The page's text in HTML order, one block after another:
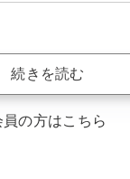
続きを読む
員の方はこちら